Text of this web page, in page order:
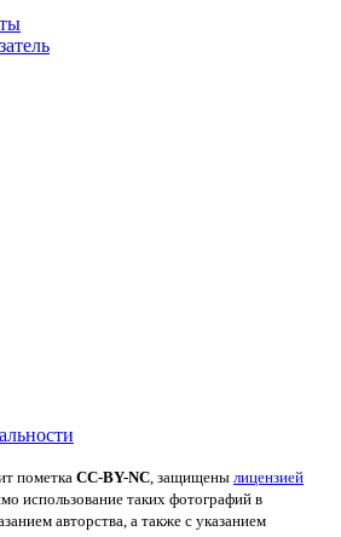
пометка CC-BY-NC , защищены лицензией
использование таких фотографий в
авторства, а также с указанием